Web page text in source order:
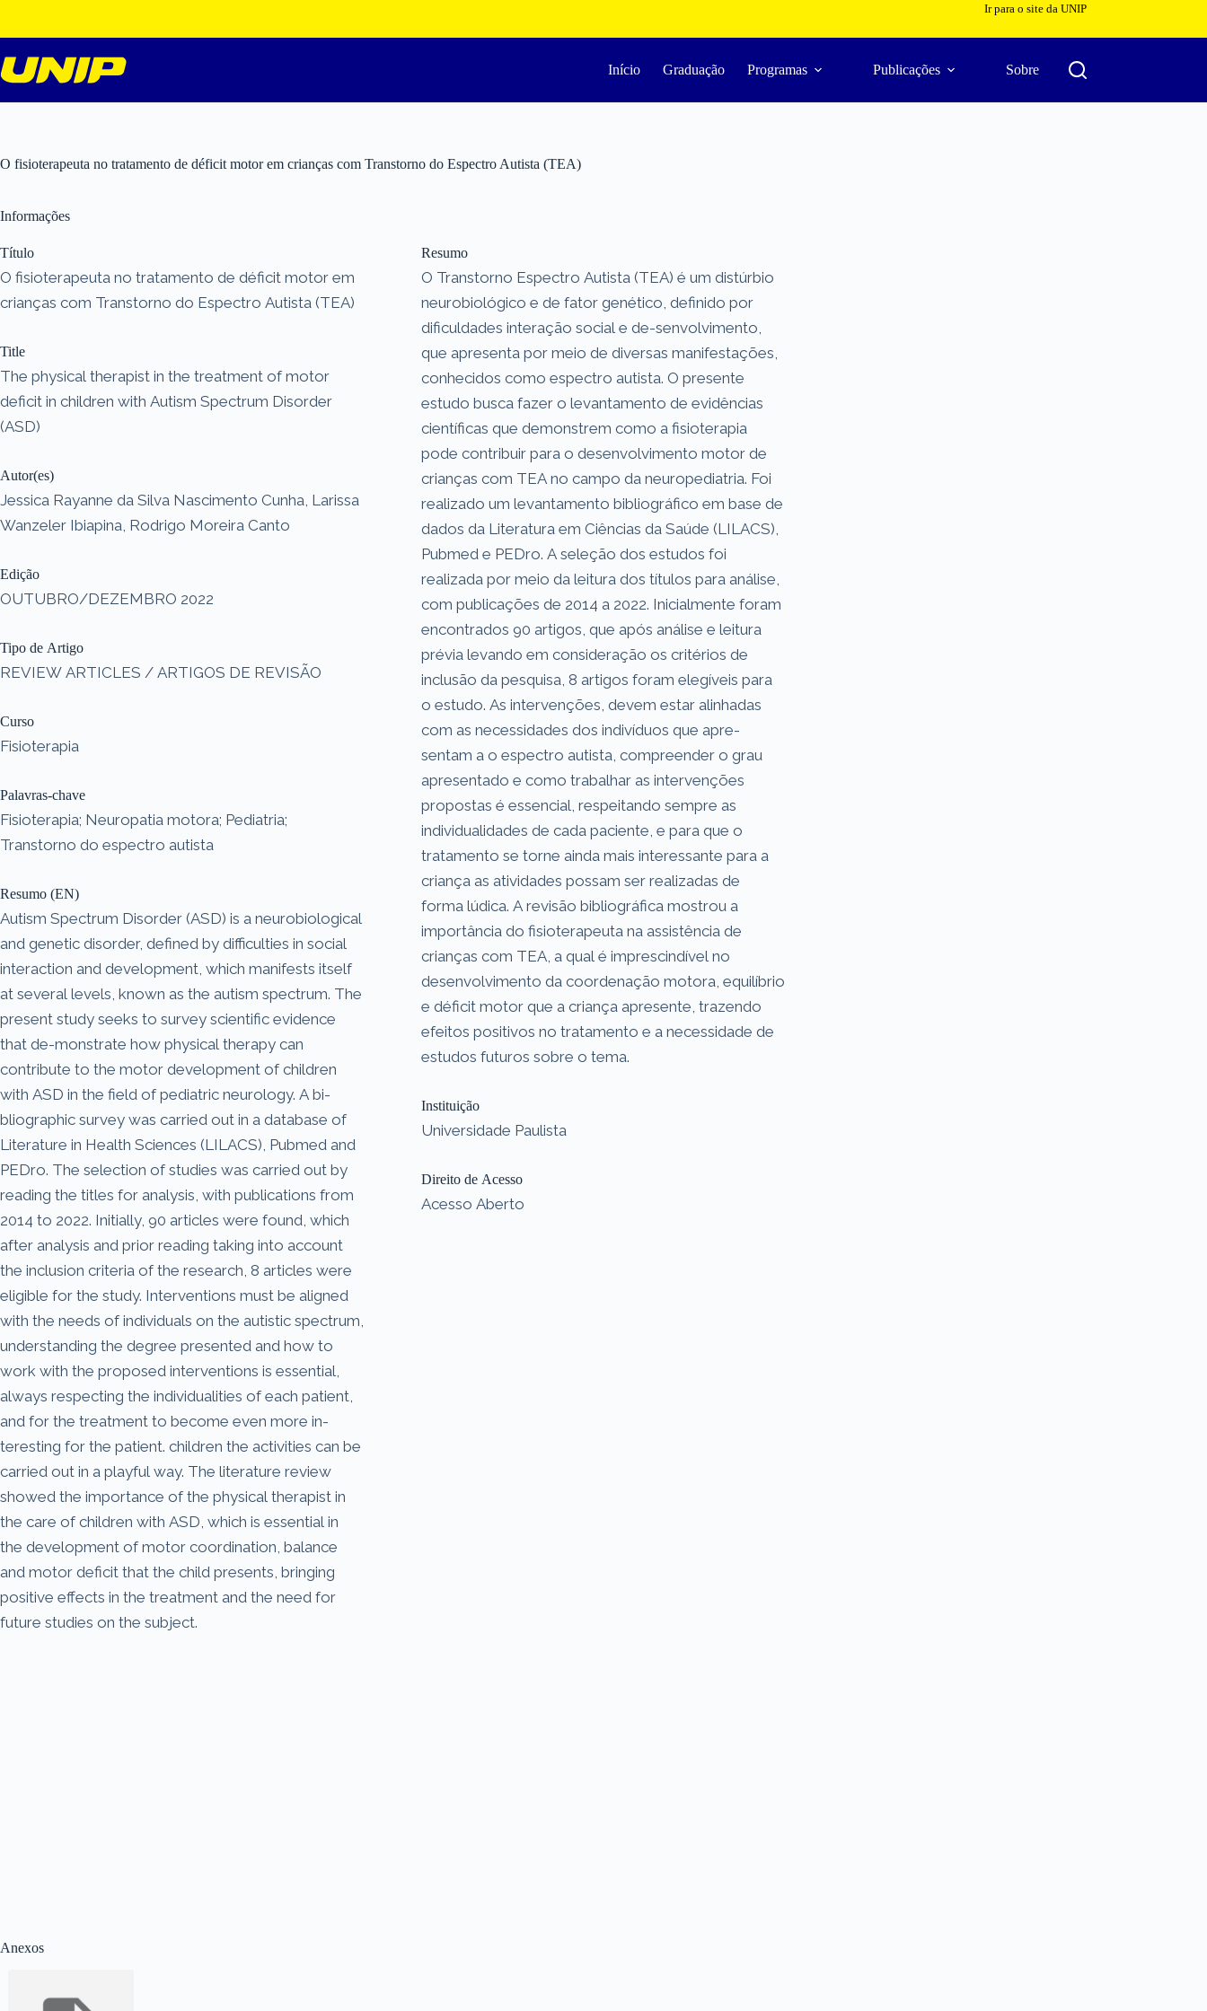
o
conteúdo
Ir para o site da UNIP
Início Graduação Programas Publicações Sobre
O fisioterapeuta no tratamento de déficit motor em crianças com Transtorno do Espectro Autista (TEA)
Anexos
Informações
Título
O fisioterapeuta no tratamento de déficit motor em
crianças com Transtorno do Espectro Autista (TEA)
Title
The physical therapist in the treatment of motor
deficit in children with Autism Spectrum Disorder
(ASD)
Autor(es)
Jessica Rayanne da Silva Nascimento Cunha, Larissa
Wanzeler Ibiapina, Rodrigo Moreira Canto
Edição
OUTUBRO/DEZEMBRO 2022
Tipo de Artigo
REVIEW ARTICLES / ARTIGOS DE REVISÃO
Curso
Fisioterapia
Palavras-chave
Fisioterapia; Neuropatia motora; Pediatria;
Transtorno do espectro autista
Resumo (EN)
Autism Spectrum Disorder (ASD) is a neurobiological
and genetic disorder, defined by difficulties in social
interaction and development, which manifests itself
at several levels, known as the autism spectrum. The
present study seeks to survey scientific evidence
that de-monstrate how physical therapy can
contribute to the motor development of children
with ASD in the field of pediatric neurology. A bi-
bliographic survey was carried out in a database of
Literature in Health Sciences (LILACS), Pubmed and
PEDro. The selection of studies was carried out by
reading the titles for analysis, with publications from
2014 to 2022. Initially, 90 articles were found, which
after analysis and prior reading taking into account
the inclusion criteria of the research, 8 articles were
eligible for the study. Interventions must be aligned
with the needs of individuals on the autistic spectrum,
understanding the degree presented and how to
work with the proposed interventions is essential,
always respecting the individualities of each patient,
and for the treatment to become even more in-
teresting for the patient. children the activities can be
carried out in a playful way. The literature review
showed the importance of the physical therapist in
the care of children with ASD, which is essential in
the development of motor coordination, balance
and motor deficit that the child presents, bringing
positive effects in the treatment and the need for
future studies on the subject.
Resumo
O Transtorno Espectro Autista (TEA) é um distúrbio
neurobiológico e de fator genético, definido por
dificuldades interação social e de-senvolvimento,
que apresenta por meio de diversas manifestações,
conhecidos como espectro autista. O presente
estudo busca fazer o levantamento de evidências
científicas que demonstrem como a fisioterapia
pode contribuir para o desenvolvimento motor de
crianças com TEA no campo da neuropediatria. Foi
realizado um levantamento bibliográfico em base de
dados da Literatura em Ciências da Saúde (LILACS),
Pubmed e PEDro. A seleção dos estudos foi
realizada por meio da leitura dos títulos para análise,
com publicações de 2014 a 2022. Inicialmente foram
encontrados 90 artigos, que após análise e leitura
prévia levando em consideração os critérios de
inclusão da pesquisa, 8 artigos foram elegíveis para
o estudo. As intervenções, devem estar alinhadas
com as necessidades dos indivíduos que apre-
sentam a o espectro autista, compreender o grau
apresentado e como trabalhar as intervenções
propostas é essencial, respeitando sempre as
individualidades de cada paciente, e para que o
tratamento se torne ainda mais interessante para a
criança as atividades possam ser realizadas de
forma lúdica. A revisão bibliográfica mostrou a
importância do fisioterapeuta na assistência de
crianças com TEA, a qual é imprescindível no
desenvolvimento da coordenação motora, equilíbrio
e déficit motor que a criança apresente, trazendo
efeitos positivos no tratamento e a necessidade de
estudos futuros sobre o tema.
Instituição
Universidade Paulista
Direito de Acesso
Acesso Aberto